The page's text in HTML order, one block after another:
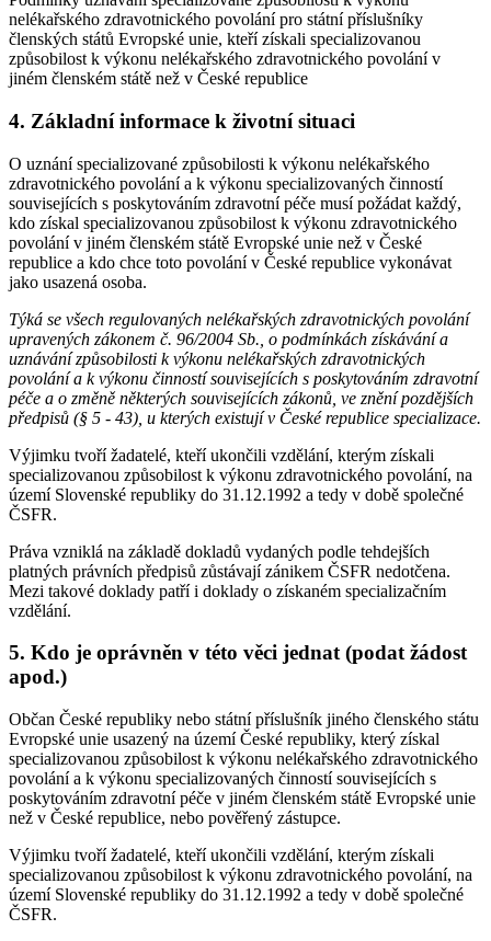
nelékařského zdravotnického povolání pro státní příslušníky
členských států Evropské unie, kteří získali specializovanou
způsobilost k výkonu nelékařského zdravotnického povolání v
jiném členském státě než v České republice
4. Základní informace k životní situaci
O uznání specializované způsobilosti k výkonu nelékařského
zdravotnického povolání a k výkonu specializovaných činností
souvisejících s poskytováním zdravotní péče musí požádat každý,
kdo získal specializovanou způsobilost k výkonu zdravotnického
povolání v jiném členském státě Evropské unie než v České
republice a kdo chce toto povolání v České republice vykonávat
jako usazená osoba.
Týká se všech regulovaných nelékařských zdravotnických povolání
upravených zákonem č. 96/2004 Sb., o podmínkách získávání a
uznávání způsobilosti k výkonu nelékařských zdravotnických
povolání a k výkonu činností souvisejících s poskytováním zdravotní
péče a o změně některých souvisejících zákonů, ve znění pozdějších
předpisů (§ 5 - 43), u kterých existují v České republice specializace.
Výjimku tvoří žadatelé, kteří ukončili vzdělání, kterým získali
specializovanou způsobilost k výkonu zdravotnického povolání, na
území Slovenské republiky do 31.12.1992 a tedy v době společné
ČSFR.
Práva vzniklá na základě dokladů vydaných podle tehdejších
platných právních předpisů zůstávají zánikem ČSFR nedotčena.
Mezi takové doklady patří i doklady o získaném specializačním
vzdělání.
5. Kdo je oprávněn v této věci jednat (podat žádost
apod.)
Občan České republiky nebo státní příslušník jiného členského státu
Evropské unie usazený na území České republiky, který získal
specializovanou způsobilost k výkonu nelékařského zdravotnického
povolání a k výkonu specializovaných činností souvisejících s
poskytováním zdravotní péče v jiném členském státě Evropské unie
než v České republice, nebo pověřený zástupce.
Výjimku tvoří žadatelé, kteří ukončili vzdělání, kterým získali
specializovanou způsobilost k výkonu zdravotnického povolání, na
území Slovenské republiky do 31.12.1992 a tedy v době společné
ČSFR.